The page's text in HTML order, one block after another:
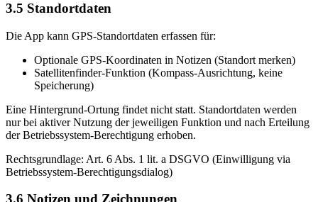
3.5 Standortdaten
Die App kann GPS-Standortdaten erfassen für:
Optionale GPS-Koordinaten in Notizen (Standort merken)
Satellitenfinder-Funktion (Kompass-Ausrichtung, keine
Speicherung)
Eine Hintergrund-Ortung findet nicht statt. Standortdaten werden
nur bei aktiver Nutzung der jeweiligen Funktion und nach Erteilung
der Betriebssystem-Berechtigung erhoben.
Rechtsgrundlage: Art. 6 Abs. 1 lit. a DSGVO (Einwilligung via
Betriebssystem-Berechtigungsdialog)